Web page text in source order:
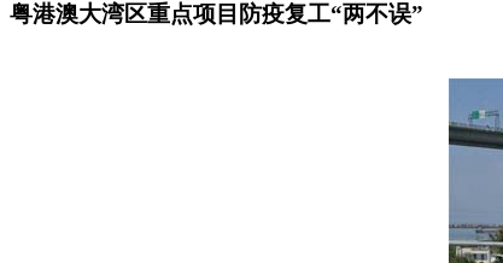
粤港澳大湾区重点项目防疫复工“两不误”